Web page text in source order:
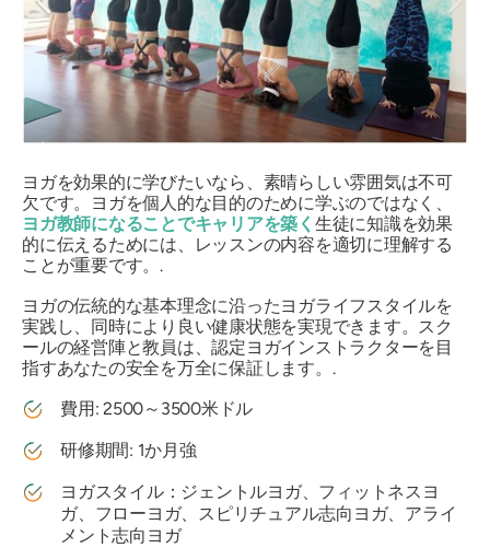
ヨガを効果的に学びたいなら、素晴らしい雰囲気は不可
欠です。ヨガを個人的な目的のために学ぶのではなく、
ヨガ教師になることでキャリアを築く 生徒に知識を効果
的に伝えるためには、レッスンの内容を適切に理解する
ことが重要です。.
ヨガの伝統的な基本理念に沿ったヨガライフスタイルを
実践し、同時により良い健康状態を実現できます。スク
ールの経営陣と教員は、認定ヨガインストラクターを目
指すあなたの安全を万全に保証します。.
費用: 2500～3500米ドル
研修期間: 1か月強
ヨガスタイル：ジェントルヨガ、フィットネスヨ
ガ、フローヨガ、スピリチュアル志向ヨガ、アライ
メント志向ヨガ